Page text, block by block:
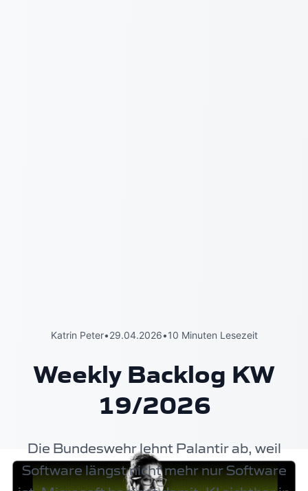
Katrin Peter•29.04.2026•10 Minuten Lesezeit
Weekly Backlog KW
19/2026
Die Bundeswehr lehnt Palantir ab, weil
Software längst nicht mehr nur Software